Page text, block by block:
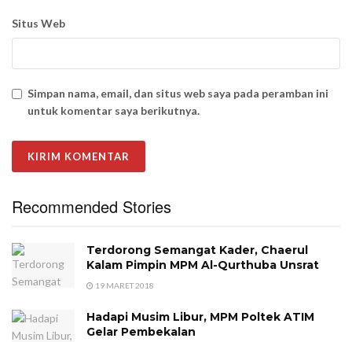
Situs Web
Simpan nama, email, dan situs web saya pada peramban ini
untuk komentar saya berikutnya.
Recommended Stories
Terdorong Semangat Kader, Chaerul
Kalam Pimpin MPM Al-Qurthuba Unsrat
19 MARET 2018
Hadapi Musim Libur, MPM Poltek ATIM
Gelar Pembekalan